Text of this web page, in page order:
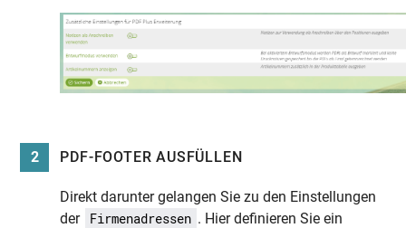
2 PDF-FOOTER AUSFÜLLEN
Direkt darunter gelangen Sie zu den Einstellungen
der
Firmenadressen . Hier definieren Sie ein